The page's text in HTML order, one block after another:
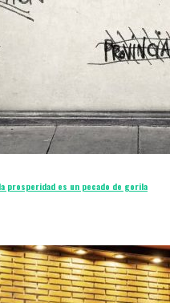
prosperidad es un pecado de gorila